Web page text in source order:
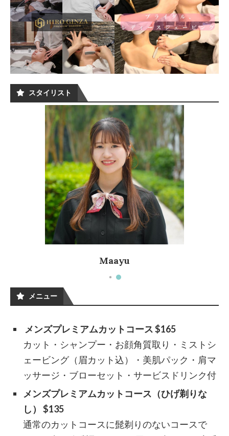
スタイリスト
Maayu
メニュー
メンズプレミアムカットコース $165
カット・シャンプー・お顔角質取り・ミストシ
ェービング（眉カット込）・美肌パック・肩マ
ッサージ・ブローセット・サービスドリンク付
メンズプレミアムカットコース（ひげ剃りな
し） $135
通常のカットコースに髭剃りのないコースで